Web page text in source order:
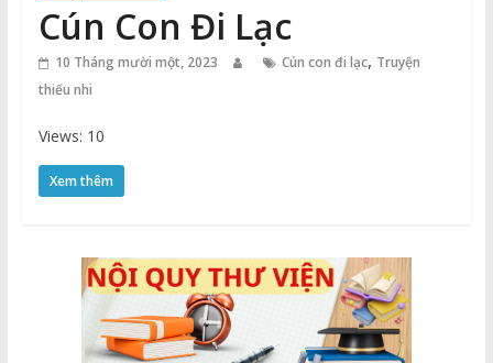
Cún Con Đi Lạc
10 Tháng mười một, 2023 Cún con đi lạc, Truyện
thiếu nhi
Views: 10
Xem thêm